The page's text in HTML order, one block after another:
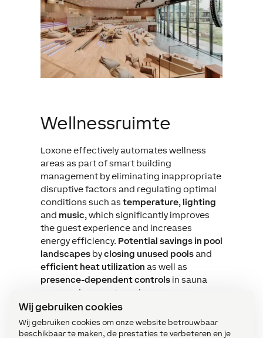
Wij gebruiken cookies
Wij gebruiken cookies om onze website betrouwbaar
beschikbaar te maken, de prestaties te verbeteren en je
Wellnessruimte
Loxone effectively automates wellness
areas as part of smart building
management by eliminating inappropriate
disruptive factors and regulating optimal
conditions such as temperature, lighting
and music, which significantly improves
the guest experience and increases
energy efficiency. Potential savings in pool
landscapesbyclosing unused poolsand
efficient heat utilization as well as
presence-dependent controlsin sauna
areas reduce costs and energy
consumption. In addition, automated
alarm messages ensure more cost-
effective maintenance, while dimmable